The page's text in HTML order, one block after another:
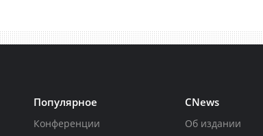
Популярное
Конференции
CNews
Об издании